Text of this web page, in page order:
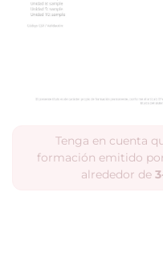
Tenga en cuenta
formación emitido
alrededor de